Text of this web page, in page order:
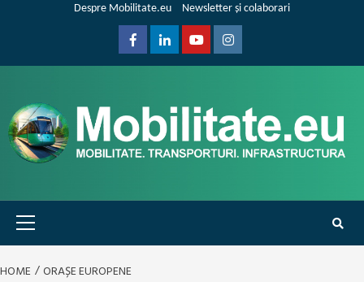
Despre Mobilitate.eu Newsletter și colaborari
FacebookLinkedinYoutubeInstagram
Primary
Menu
HOME ORAȘE EUROPENE